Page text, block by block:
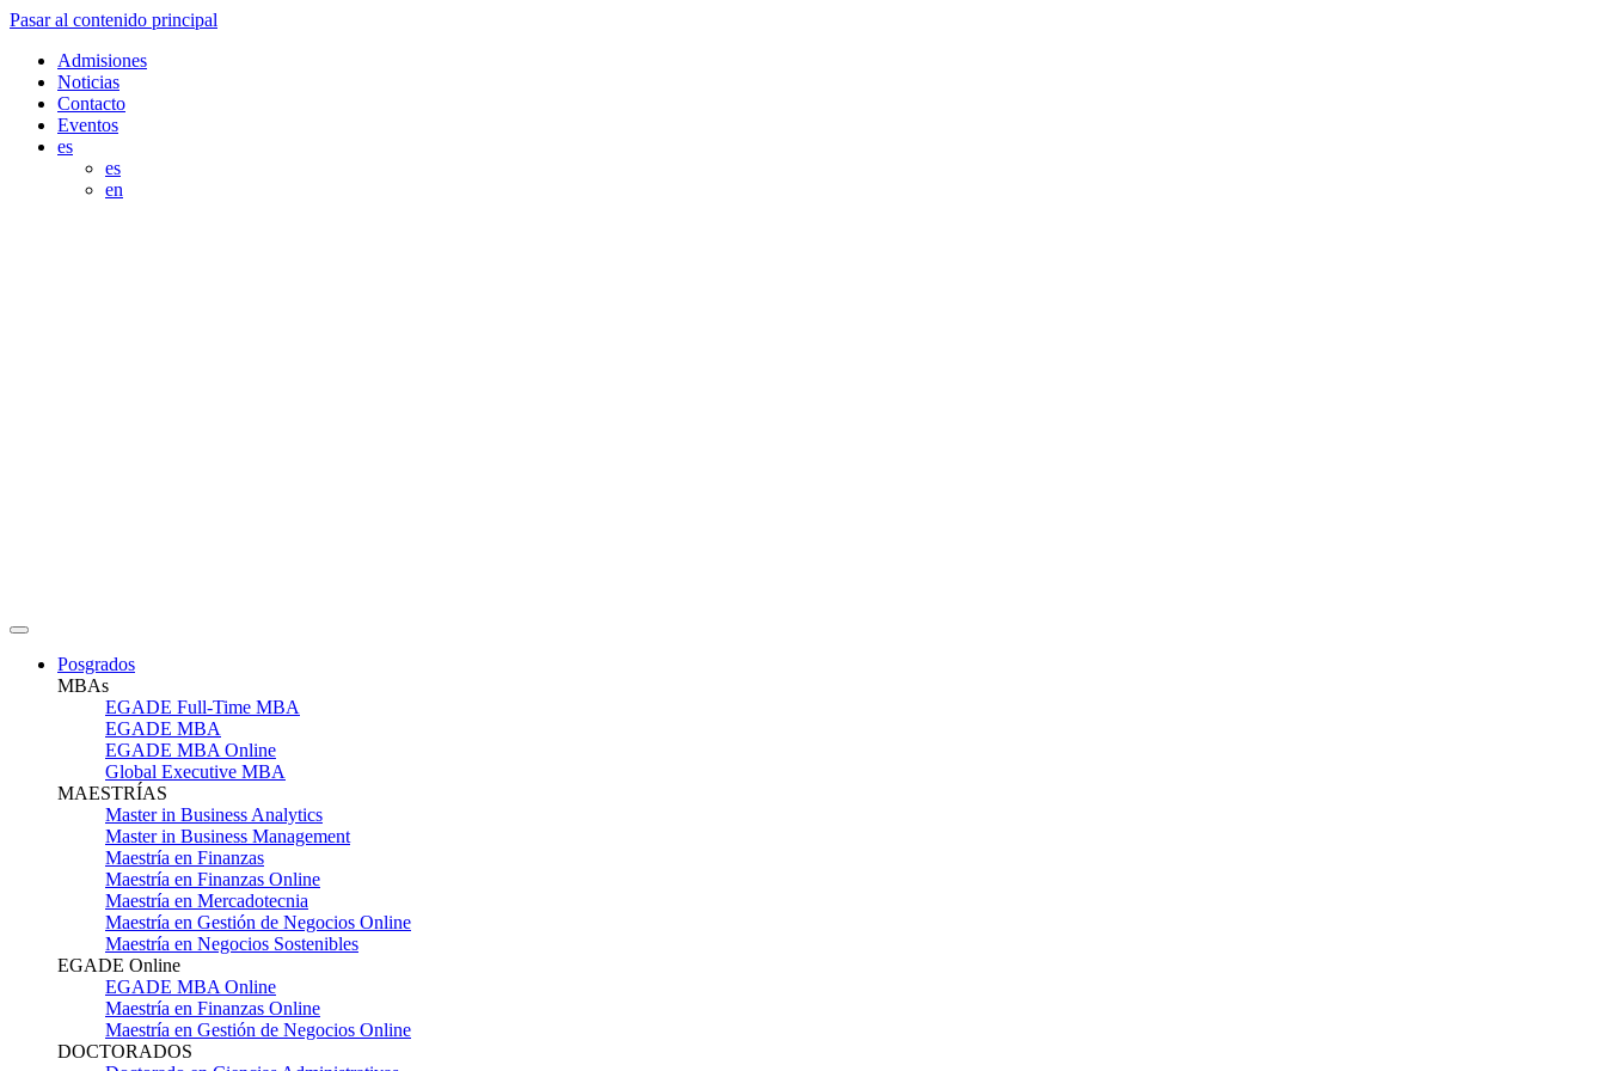
Pasar al contenido principal
Admisiones
Noticias
Contacto
Eventos
es
es
en
Posgrados
MBAs
EGADE Full-Time MBA
EGADE MBA
EGADE MBA Online
Global Executive MBA
MAESTRÍAS
Master in Business Analytics
Master in Business Management
Maestría en Finanzas
Maestría en Finanzas Online
Maestría en Mercadotecnia
Maestría en Gestión de Negocios Online
Maestría en Negocios Sostenibles
EGADE Online
EGADE MBA Online
Maestría en Finanzas Online
Maestría en Gestión de Negocios Online
DOCTORADOS